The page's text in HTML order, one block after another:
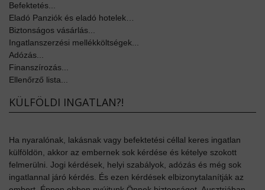
Befektetés...
Eladó Panziók és eladó hotelek…
Biztonságos vásárlás...
Ingatlanszerzési mellékköltségek...
Adózás...
Finanszírozás...
Ellenőrző lista...
KÜLFÖLDI INGATLAN?!
Ha nyaralónak, lakásnak vagy befektetési céllal keres ingatlan
külföldön, akkor az embernek sok kérdése és kételye szokott
felmerülni. Jogi kérdések, helyi szabályok, adózás és még sok
ingatlannal járó kérdés. És ezen kérdések elbizonytalanítják az